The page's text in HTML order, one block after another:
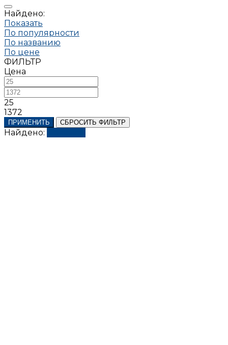
Найдено:
Показать
По популярности
По названию
По цене
ФИЛЬТР
Цена
25
1372
ПРИМЕНИТЬ СБРОСИТЬ ФИЛЬТР
Найдено: